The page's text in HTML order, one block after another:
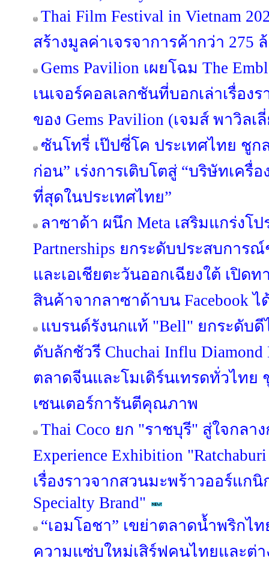
Thai Film Festival in Vietnam
สร้างมูลค่าเจรจาการค้ากว่า 275
Gems Pavilion เผยโฉม The
เนเจอร์คอลเลกชันที่บอกเล่าเรื่อง
ของ Gems Pavilion (เจมส์ พาวิลเ
ซันโทรี่ เป๊ปซี่โค ประเทศไทย ชู
ก่อน” เร่งการเติบโตสู่ “บริษัทเครื่
ที่สุดในประเทศไทย”
ลาซาด้า ผนึก Meta เสริมแกร่งโ
Partnerships ยกระดับประสบการ
และเอเชียตะวันออกเฉียงใต้ เปิดท
สินค้าจากลาซาด้าบน Facebook
แบรนด์รังนกแท้ "Bell" ยกระดับ
ดับลักชัวรี Chuchai Influ
ตลาดจีนและโมเดิร์นเทรดทั่วไทย
เซนเตอร์การันตีคุณภาพ
Thai Coco ยก "ราชบุรี" สู่ใจกลาง
Experience Exhibition
เรื่องราวจากสวนมะพร้าวออร์แกนิ
Specialty Brand"
“เอมโอชา” เขย่าตลาดน้ำพริกไ
ความแซ่บใหม่เสิร์ฟคนไทยและต่